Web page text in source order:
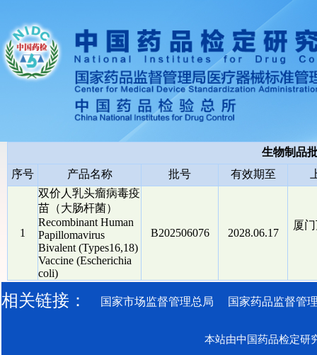
生物制品
序号
产品名称 批号 有效期至
1
双价人乳头瘤病毒疫
苗（大肠杆菌）
Recombinant Human
Papillomavirus
Bivalent (Types16,18)
Vaccine (Escherichia
coli)
B202506076 2028.06.17
厦
相关链接： 国家市场监督管理总局 国家药品监督管
本站由中国药品检定研